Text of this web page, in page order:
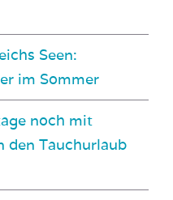
Seen:
im Sommer
noch mit
den Tauchurlaub